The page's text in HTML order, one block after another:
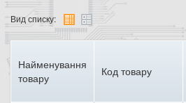
Вид списку:
Найменування
товару
Код товару